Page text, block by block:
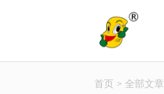
首页 > 全部文章